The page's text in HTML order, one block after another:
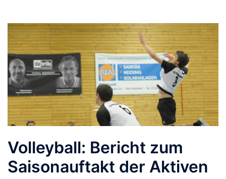
Volleyball: Bericht zum
Saisonauftakt der Aktiven